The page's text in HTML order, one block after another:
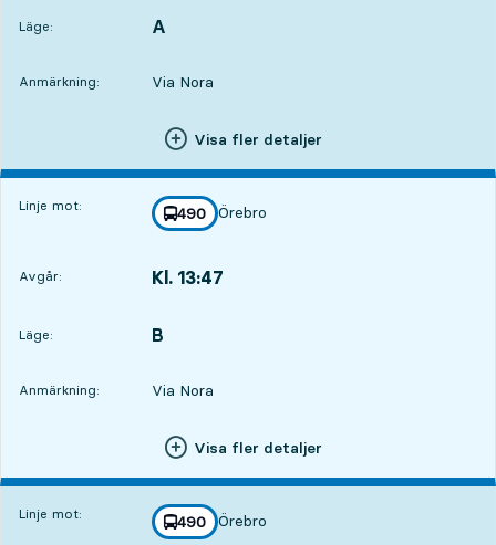
Läge:
LÄGE, A
,
Anmärkning: Via Nora
Visa fler detaljer
Linje mot: linje
490
mot
Örebro
,
Avgår: Kl. 13:47
Läge:
LÄGE, B
,
Anmärkning: Via Nora
Visa fler detaljer
Linje mot: linje
490
mot
Örebro
,